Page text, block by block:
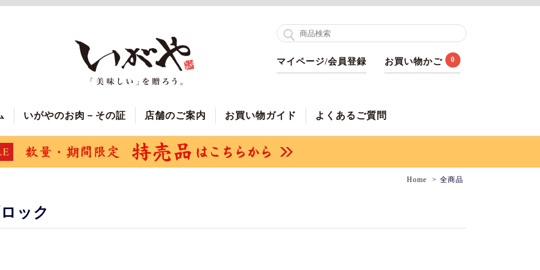
マイページ/会員登録 お買い物かご 0
いがやのお肉－その証 店舗のご案内 お買い物ガイド よくあるご質問
Home 全商品
ック